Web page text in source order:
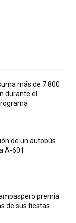
más de 7.800
durante el
de un autobús
A-601
premia
de sus fiestas